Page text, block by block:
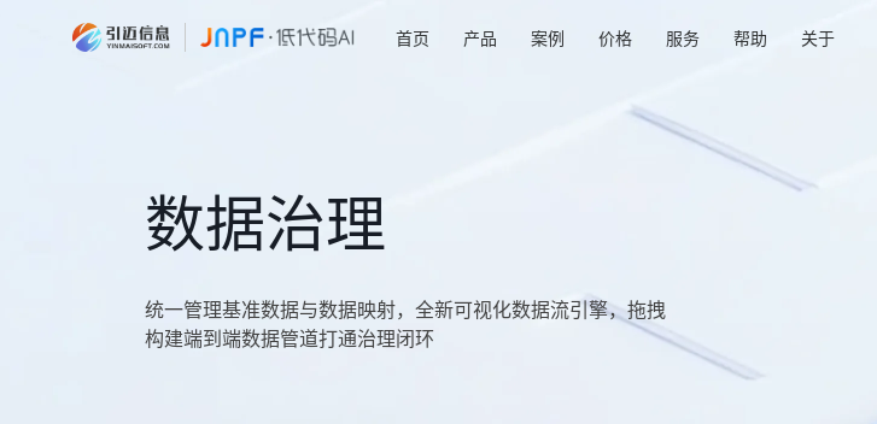
首页 产品 案例 价格 服务 帮助 关于
数据治理
统一管理基准数据与数据映射，全新可视化数据流引擎，拖拽
构建端到端数据管道打通治理闭环